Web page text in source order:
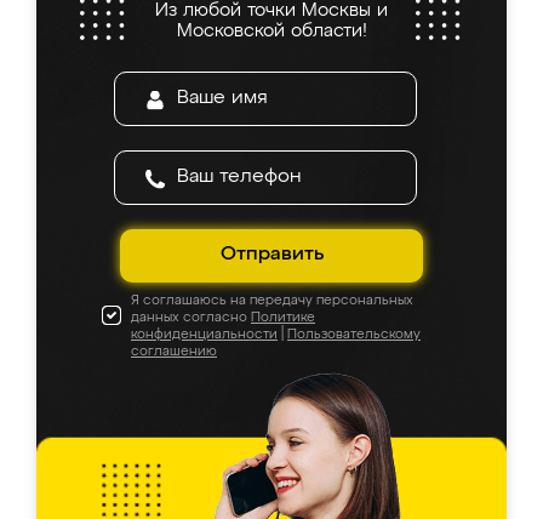
Из любой точки Москвы и
Московской области!
Отправить
Я соглашаюсь на передачу персональных
данных согласно Политике
конфиденциальности
Пользовательскому
соглашению